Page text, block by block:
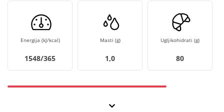
Energija (kJ/kcal)
1548/365
Masti (g)
1,0
Ugljikohidrati (g)
80